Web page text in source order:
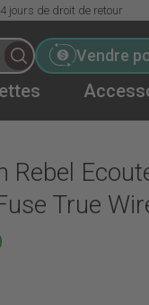
jours de droit de retour
Vendre
Rebel
True